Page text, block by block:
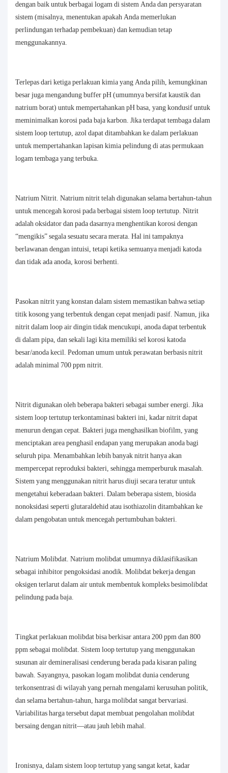
dengan baik untuk berbagai logam di sistem Anda dan persyaratan
sistem (misalnya, menentukan apakah Anda memerlukan
perlindungan terhadap pembekuan) dan kemudian tetap
menggunakannya.
Terlepas dari ketiga perlakuan kimia yang Anda pilih, kemungkinan
besar juga mengandung buffer pH (umumnya bersifat kaustik dan
natrium borat) untuk mempertahankan pH basa, yang kondusif untuk
meminimalkan korosi pada baja karbon. Jika terdapat tembaga dalam
sistem loop tertutup, azol dapat ditambahkan ke dalam perlakuan
untuk mempertahankan lapisan kimia pelindung di atas permukaan
logam tembaga yang terbuka.
Natrium Nitrit. Natrium nitrit telah digunakan selama bertahun-tahun
untuk mencegah korosi pada berbagai sistem loop tertutup. Nitrit
adalah oksidator dan pada dasarnya menghentikan korosi dengan
“mengikis” segala sesuatu secara merata. Hal ini tampaknya
berlawanan dengan intuisi, tetapi ketika semuanya menjadi katoda
dan tidak ada anoda, korosi berhenti.
Pasokan nitrit yang konstan dalam sistem memastikan bahwa setiap
titik kosong yang terbentuk dengan cepat menjadi pasif. Namun, jika
nitrit dalam loop air dingin tidak mencukupi, anoda dapat terbentuk
di dalam pipa, dan sekali lagi kita memiliki sel korosi katoda
besar/anoda kecil. Pedoman umum untuk perawatan berbasis nitrit
adalah minimal 700 ppm nitrit.
Nitrit digunakan oleh beberapa bakteri sebagai sumber energi. Jika
sistem loop tertutup terkontaminasi bakteri ini, kadar nitrit dapat
menurun dengan cepat. Bakteri juga menghasilkan biofilm, yang
menciptakan area penghasil endapan yang merupakan anoda bagi
seluruh pipa. Menambahkan lebih banyak nitrit hanya akan
mempercepat reproduksi bakteri, sehingga memperburuk masalah.
Sistem yang menggunakan nitrit harus diuji secara teratur untuk
mengetahui keberadaan bakteri. Dalam beberapa sistem, biosida
nonoksidasi seperti glutaraldehid atau isothiazolin ditambahkan ke
dalam pengobatan untuk mencegah pertumbuhan bakteri.
Natrium Molibdat. Natrium molibdat umumnya diklasifikasikan
sebagai inhibitor pengoksidasi anodik. Molibdat bekerja dengan
oksigen terlarut dalam air untuk membentuk kompleks besimolibdat
pelindung pada baja.
Tingkat perlakuan molibdat bisa berkisar antara 200 ppm dan 800
ppm sebagai molibdat. Sistem loop tertutup yang menggunakan
susunan air demineralisasi cenderung berada pada kisaran paling
bawah. Sayangnya, pasokan logam molibdat dunia cenderung
terkonsentrasi di wilayah yang pernah mengalami kerusuhan politik,
dan selama bertahun-tahun, harga molibdat sangat bervariasi.
Variabilitas harga tersebut dapat membuat pengolahan molibdat
bersaing dengan nitrit—atau jauh lebih mahal.
Ironisnya, dalam sistem loop tertutup yang sangat ketat, kadar